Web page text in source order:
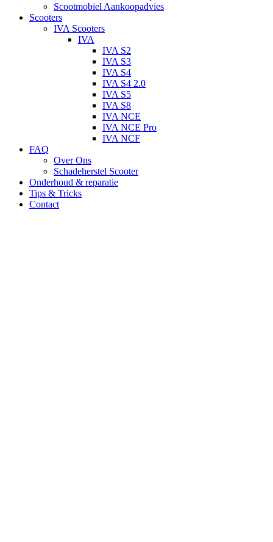
Scootmobiel Aankoopadvies
Scooters
IVA Scooters
IVA
IVA S2
IVA S3
IVA S4
IVA S4 2.0
IVA S5
IVA S8
IVA NCE
IVA NCE Pro
IVA NCF
FAQ
Over Ons
Schadeherstel Scooter
Onderhoud & reparatie
Tips & Tricks
Contact